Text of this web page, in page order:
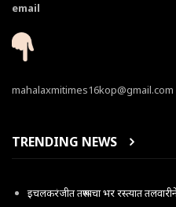
email
mahalaxmitimes16kop@gmail.com
TRENDING NEWS
इचलकरंजीत तरूणाचा भर रस्त्यात